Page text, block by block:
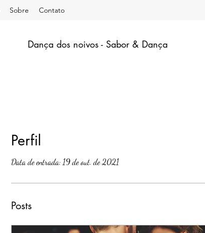
Sobre Contato
Dança dos noivos - Sabor & Dança
Perfil
Data de entrada: 19 de out. de 2021
Posts